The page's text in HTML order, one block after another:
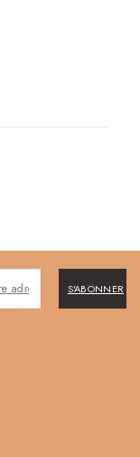
S'ABONNER